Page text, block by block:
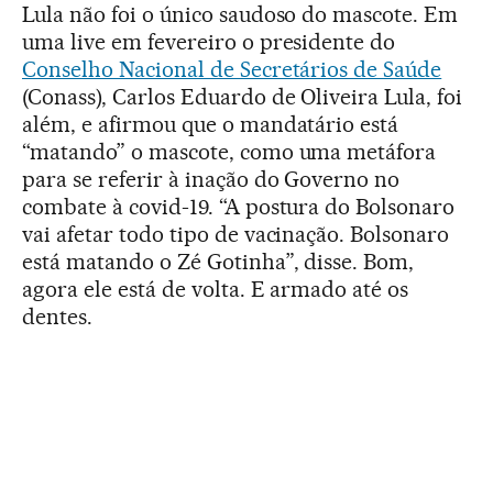
Lula não foi o único saudoso do mascote. Em
uma live em fevereiro o presidente do
Conselho Nacional de Secretários de Saúde
(Conass), Carlos Eduardo de Oliveira Lula, foi
além, e afirmou que o mandatário está
“matando” o mascote, como uma metáfora
para se referir à inação do Governo no
combate à covid-19. “A postura do Bolsonaro
vai afetar todo tipo de vacinação. Bolsonaro
está matando o Zé Gotinha”, disse. Bom,
agora ele está de volta. E armado até os
dentes.